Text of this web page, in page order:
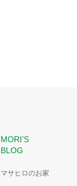
MORI’S
BLOG
マサヒロのお家